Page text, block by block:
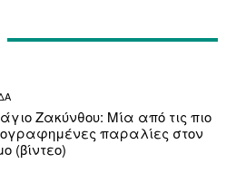
Ζακύνθου: Μία από τις πιο
παραλίες στον
(βίντεο)